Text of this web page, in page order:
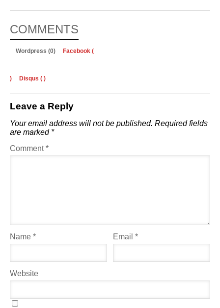
COMMENTS
Wordpress (0) Facebook (
) Disqus ( )
Leave a Reply
Your email address will not be published. Required fields
are marked *
Comment*
Name * Email*
Website